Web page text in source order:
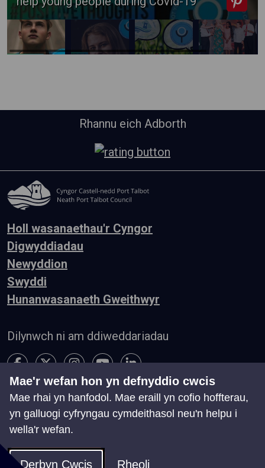
Rhannu eich Adborth
Holl wasanaethau'r Cyngor
Digwyddiadau
Newyddion
Swyddi
Hunanwasanaeth Gweithwyr
Dilynwch ni am ddiweddariadau
Hygyrchedd Telerau ac Amodau
Preifatrwydd
Cysylltu â ni
Chwillio Map o'r Wefan
Mae'r wefan hon yn defnyddio cwcis
Mae rhai yn hanfodol. Mae eraill yn cofio hoffterau,
yn galluogi cyfryngau cymdeithasol neu'n helpu i
wella'r wefan.
Derbyn Cwcis Rheoli